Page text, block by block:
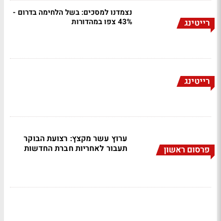
רייטינג
נצמדנו למסכים: בשל הלחימה בדרום -
43% צפו במהדורות
רייטינג
פרסום ראשון
ערוץ עשר מקצץ: רצועת הבוקר
תעבור לאחריות חברת החדשות